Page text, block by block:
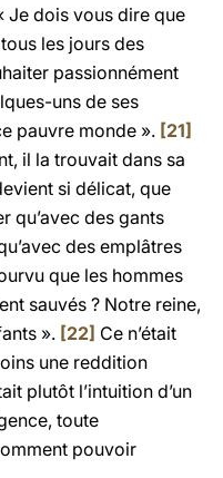
Je dois vous dire que
les jours des
passionnément
uns de ses
pauvre monde ». [21]
il la trouvait dans sa
si délicat, que
qu’avec des gants
des emplâtres
que les hommes
sauvés ? Notre reine,
». [22] Ce n’était
une reddition
plutôt l’intuition d’un
toute
pouvoir